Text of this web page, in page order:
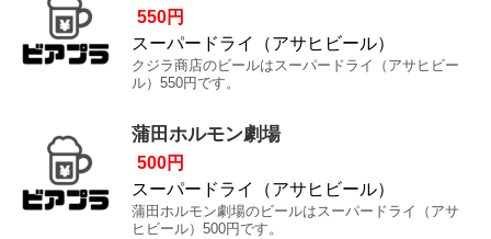
550円
スーパードライ（アサヒビール）
クジラ商店のビールはスーパードライ（アサヒビー
ル）550円です。
蒲田ホルモン劇場
500円
スーパードライ（アサヒビール）
蒲田ホルモン劇場のビールはスーパードライ（アサ
ヒビール）500円です。